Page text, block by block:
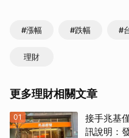
#漲幅 #跌幅 #
理財
更多理財相關文章
01
接手兆基
訊說明：